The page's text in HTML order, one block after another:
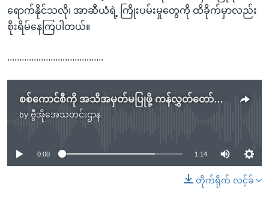
ရောက်နိုင်သလို၊ အာဆီယံရဲ့ ကြိုးပမ်းမှုတွေကို ထိခိုက်မှာလည်း
စိုးရိမ်နေကြပါတယ်။
........................................
စစ်ကောင်စီကို အသိအမှတ်မပြုဖို့ ကန်လွှတ်တော်အမတ်တချို့ ကမ္ဘောဒီးယားကို တောင်းဆို
by ဗွီအိုအေသတင်းဌာန
No media source currently available
0:00 1:14
တိုက်ရိုက် လင့်ခ်